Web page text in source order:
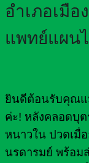
อำเภอเมื
แพทย์แผน
ยินดีต้อนรับคุณแ
ค่ะ! หลังคลอดบุ
หนาวใน ปวดเมื่
นรดารมย์ พร้อม